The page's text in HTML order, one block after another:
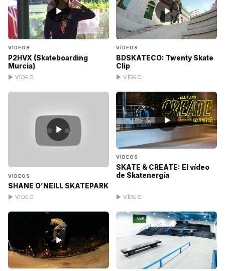
▶
VÍDEOS
P2HVX (Skateboarding
Murcia)
▶ VÍDEO
▶
VÍDEOS
BDSKATECO: Twenty Skate
Clip
▶ VÍDEO
▶
VÍDEOS
SHANE O’NEILL SKATEPARK
▶ VÍDEO
▶
VÍDEOS
SKATE & CREATE: El vídeo
de Skatenergía
▶ VÍDEO
▶